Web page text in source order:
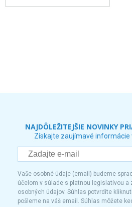
NAJDÔLEŽITEJŠIE NOVINKY
Získajte zaujímavé informácie
Vaše osobné údaje (email) budeme
účelom v súlade s platnou legislatívou a
osobných údajov. Súhlas potvrdíte
pošleme na váš email. Súhlas môžete